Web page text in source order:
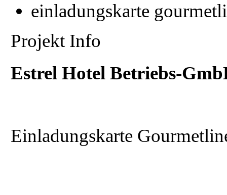
einladungskarte
Projekt Info
Estrel Hotel Betriebs-
Einladungskarte